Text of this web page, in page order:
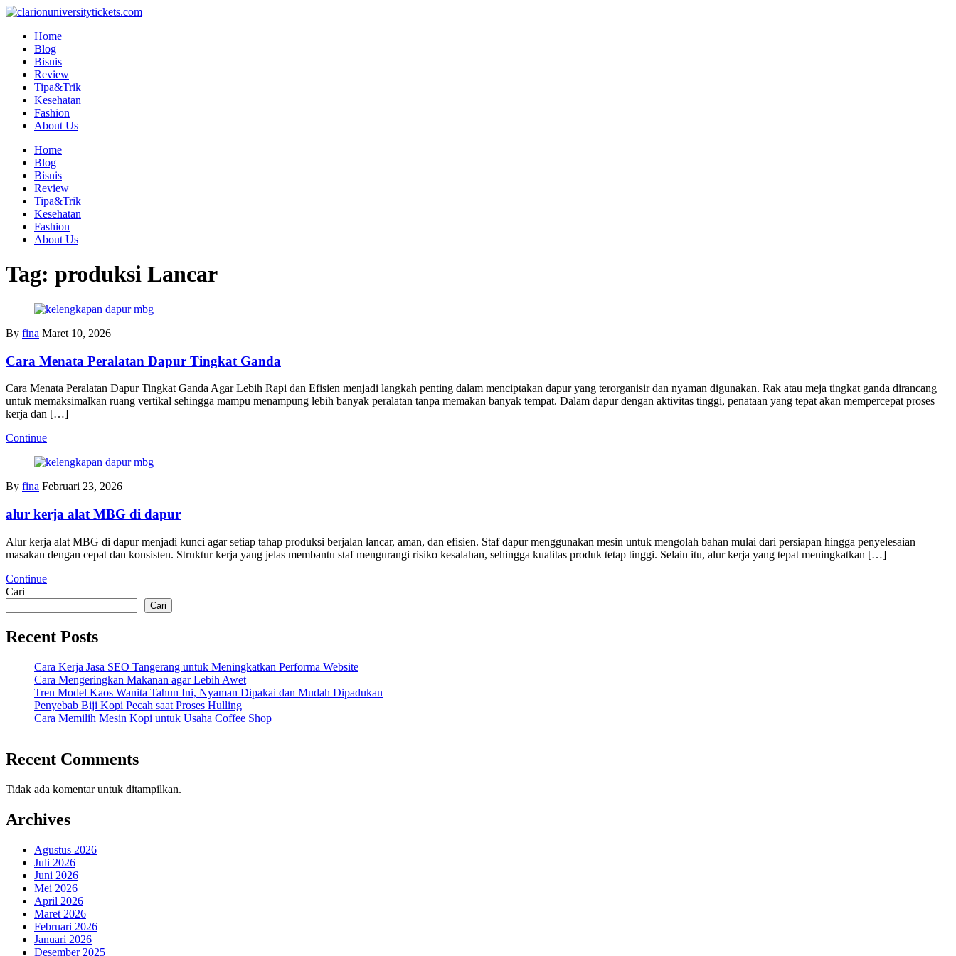
Skip
contentHome
Blog
Bisnis
Review
Tipa&Trik
Kesehatan
Fashion
About Us
Home
Blog
Bisnis
Review
Tipa&Trik
Kesehatan
Fashion
About Us
Tag: produksi Lancar
By fina Maret 10, 2026
Cara Menata Peralatan Dapur Tingkat Ganda
Cara Menata Peralatan Dapur Tingkat Ganda Agar Lebih Rapi dan Efisien menjadi langkah penting dalam menciptakan dapur yang terorganisir dan nyaman digunakan. Rak atau meja tingkat ganda dirancang
untuk memaksimalkan ruang vertikal sehingga mampu menampung lebih banyak peralatan tanpa memakan banyak tempat. Dalam dapur dengan aktivitas tinggi, penataan yang tepat akan mempercepat proses
kerja dan […]
Continue
By fina Februari 23, 2026
alur kerja alat MBG di dapur
Alur kerja alat MBG di dapur menjadi kunci agar setiap tahap produksi berjalan lancar, aman, dan efisien. Staf dapur menggunakan mesin untuk mengolah bahan mulai dari persiapan hingga penyelesaian
masakan dengan cepat dan konsisten. Struktur kerja yang jelas membantu staf mengurangi risiko kesalahan, sehingga kualitas produk tetap tinggi. Selain itu, alur kerja yang tepat meningkatkan […]
Continue
Cari
Cari
Recent Posts
Cara Kerja Jasa SEO Tangerang untuk Meningkatkan Performa Website
Cara Mengeringkan Makanan agar Lebih Awet
Tren Model Kaos Wanita Tahun Ini, Nyaman Dipakai dan Mudah Dipadukan
Penyebab Biji Kopi Pecah saat Proses Hulling
Cara Memilih Mesin Kopi untuk Usaha Coffee Shop
Recent Comments
Tidak ada komentar untuk ditampilkan.
Archives
Agustus 2026
Juli 2026
Juni 2026
Mei 2026
April 2026
Maret 2026
Februari 2026
Januari 2026
Desember 2025